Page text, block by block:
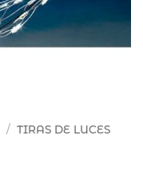
/ TIRAS DE LUCES